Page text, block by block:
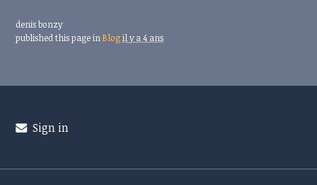
denis bonzy
published this page inBlog il y a 4 ans
Sign in